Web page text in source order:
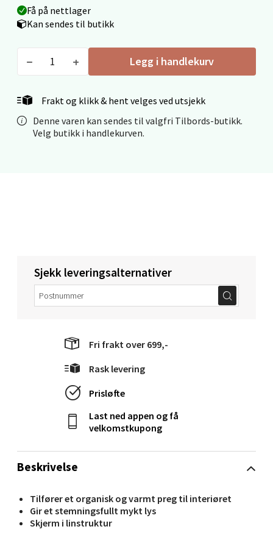
Få på nettlager
Kan sendes til butikk
Legg i handlekurv
Frakt og klikk & hent velges ved utsjekk
Denne varen kan sendes til valgfri Tilbords-butikk.
Velg butikk i handlekurven.
Beskrivelse
Tilfører et organisk og varmt preg til interiøret
Gir et stemningsfullt mykt lys
Skjerm i linstruktur
Sjekk leveringsalternativer
Fri frakt over 699,-
Rask levering
Prisløfte
Last ned appen og få
velkomstkupong
Fridtjof Nansensgate 22, 8622 Mo i Rana
Åpent i dag 09-19
Ålesund - Thon Senter Moa
Molde - Moldetorget
Åpent i dag 10-20
0 i butikk
Narvik - Thon Senter
Malmporten
Bolagsgata 1, 8514 Narvik
Åpent i dag 10-20